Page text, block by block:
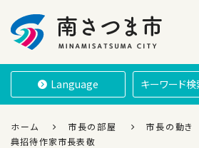
南さつま市
Language
ホーム 市長の部屋 市長の動き
典招待作家市長表敬